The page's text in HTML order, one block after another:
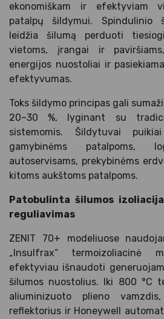
ekonomiškam ir efektyviam
patalpų šildymui. Spindulinio
leidžia šilumą perduoti
vietoms, įrangai ir
energijos nuostoliai ir
efektyvumas.
Toks šildymo principas gali
20–30 %, lyginant su
sistemomis. Šildytuvai
gamybinėms patalpoms,
autoservisams, prekybinėms
kitoms aukštoms patalpoms.
Patobulinta šilumos
reguliavimas
ZENIT 70+ modeliuose
„Insulfrax“ termoizoliacinė
efektyviau išnaudoti
šilumos nuostolius. Iki 800 °C
aliuminizuoto plieno
reflektorius ir Honeywell